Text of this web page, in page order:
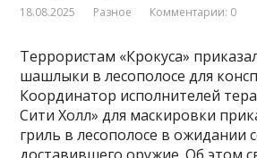
18.08.2025 Разное Комментарии: 0
Террористам «Крокуса»
шашлыки в лесополосе для
Координатор исполнителей
Сити Холл» для маскировки
гриль в лесополосе в ожидании